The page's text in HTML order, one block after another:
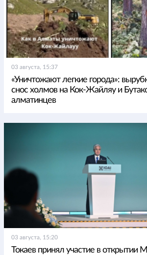
03 августа, 15:37
«Уничтожают легкие города»:
снос холмов на Кок-Жайляу и
алматинцев
03 августа, 15:20
Токаев принял участие в открытии